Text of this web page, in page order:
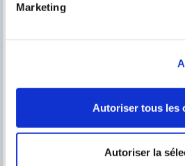
Marketing
Autoriser tous les
Autoriser la
Le blog de
Chercher un
Service après-
Catalogue Gre /
Fluidra
Catalogue digital